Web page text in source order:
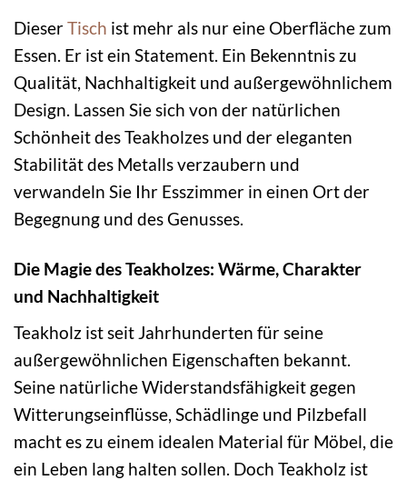
DieserTisch ist mehr als nur eine Oberfläche zum
Essen. Er ist ein Statement. Ein Bekenntnis zu
Qualität, Nachhaltigkeit und außergewöhnlichem
Design. Lassen Sie sich von der natürlichen
Schönheit des Teakholzes und der eleganten
Stabilität des Metalls verzaubern und
verwandeln Sie Ihr Esszimmer in einen Ort der
Begegnung und des Genusses.
Die Magie des Teakholzes: Wärme, Charakter
und Nachhaltigkeit
Teakholz ist seit Jahrhunderten für seine
außergewöhnlichen Eigenschaften bekannt.
Seine natürliche Widerstandsfähigkeit gegen
Witterungseinflüsse, Schädlinge und Pilzbefall
macht es zu einem idealen Material für Möbel, die
ein Leben lang halten sollen. Doch Teakholz ist